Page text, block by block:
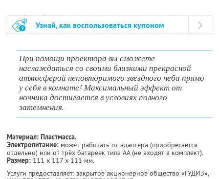
Узнай, как воспользоваться купоном
При помощи проектора вы сможете
наслаждаться со своими близкими прекрасной
атмосферой неповторимого звездного неба прямо
у себя в комнате! Максимальный эффект от
ночника достигается в условиях полного
затемнения.
Материал: Пластмасса.
Электропитание: может работать от адаптера (приобретается
отдельно) или от трёх батареек типа АА (не входят в комплект).
Размер: 111 х 117 х 111 мм.
Услуги предоставляет: закрытое акционерное общество «ГУДИЗ»,